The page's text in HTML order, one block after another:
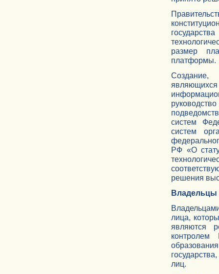
размер
платформы.
Создание,
являющихся
систем
систем
РФ «О
решения
Владельцы
лица,
являются
лиц.